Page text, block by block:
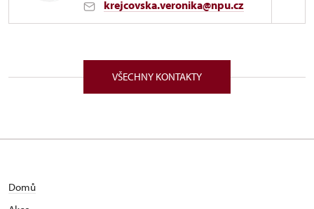
krejcovska.veronika@npu.cz
Zámek 1282/, Náchod 54701
VŠECHNY KONTAKTY
Domů